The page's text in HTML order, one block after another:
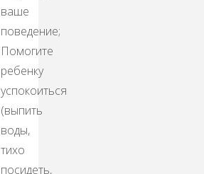
ваше
поведение;
Помогите
ребенку
успокоиться
(выпить
воды,
тихо
посидеть,